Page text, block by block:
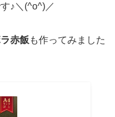
♪＼(^o^)／
赤飯 も作ってみました